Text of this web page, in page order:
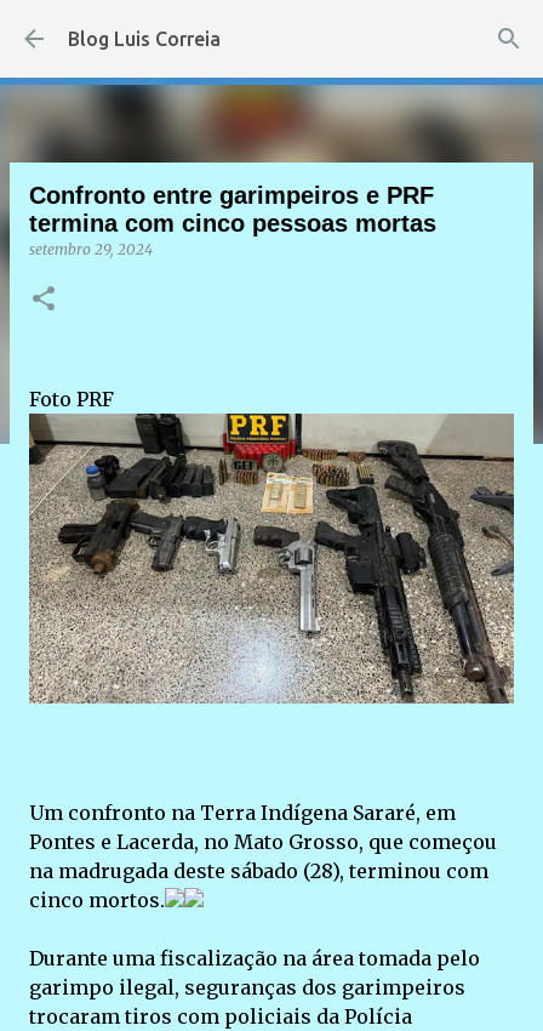
Pular para o conteúdo principal
Blog Luis Correia
Confronto entre garimpeiros e PRF
termina com cinco pessoas mortas
setembro 29, 2024
Foto PRF
Um confronto na Terra Indígena Sararé, em
Pontes e Lacerda, no Mato Grosso, que começou
na madrugada deste sábado (28), terminou com
cinco mortos.
Durante uma fiscalização na área tomada pelo
garimpo ilegal, seguranças dos garimpeiros
trocaram tiros com policiais da Polícia